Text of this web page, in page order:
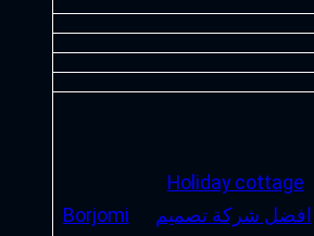
Holiday cottage
Borjomi
افضل شركة تصميم